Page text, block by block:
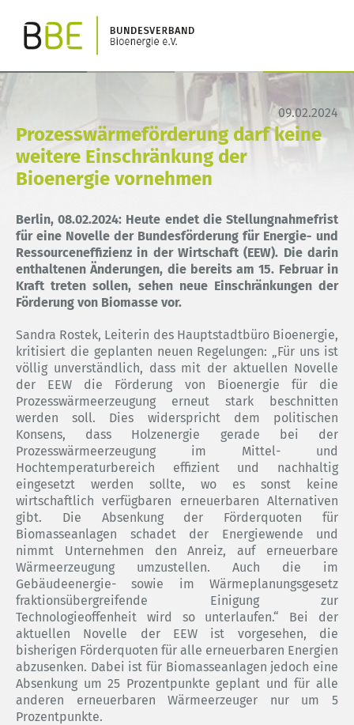
09.02.2024
Prozesswärmeförderung darf keine
weitere Einschränkung der
Bioenergie vornehmen
Berlin, 08.02.2024: Heute endet die Stellungnahmefrist
für eine Novelle der Bundesförderung für Energie- und
Ressourceneffizienz in der Wirtschaft (EEW). Die darin
enthaltenen Änderungen, die bereits am 15. Februar in
Kraft treten sollen, sehen neue Einschränkungen der
Förderung von Biomasse vor.
Sandra Rostek, Leiterin des Hauptstadtbüro Bioenergie,
kritisiert die geplanten neuen Regelungen: „Für uns ist
völlig unverständlich, dass mit der aktuellen Novelle
der EEW die Förderung von Bioenergie für die
Prozesswärmeerzeugung erneut stark beschnitten
werden soll. Dies widerspricht dem politischen
Konsens, dass Holzenergie gerade bei der
Prozesswärmeerzeugung im Mittel- und
Hochtemperaturbereich effizient und nachhaltig
eingesetzt werden sollte, wo es sonst keine
wirtschaftlich verfügbaren erneuerbaren Alternativen
gibt. Die Absenkung der Förderquoten für
Biomasseanlagen schadet der Energiewende und
nimmt Unternehmen den Anreiz, auf erneuerbare
Wärmeerzeugung umzustellen. Auch die im
Gebäudeenergie- sowie im Wärmeplanungsgesetz
fraktionsübergreifende Einigung zur
Technologieoffenheit wird so unterlaufen.“ Bei der
aktuellen Novelle der EEW ist vorgesehen, die
bisherigen Förderquoten für alle erneuerbaren Energien
abzusenken. Dabei ist für Biomasseanlagen jedoch eine
Absenkung um 25 Prozentpunkte geplant und für alle
anderen erneuerbaren Wärmeerzeuger nur um 5
Prozentpunkte.